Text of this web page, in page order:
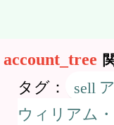
タグ：
ウィリアム